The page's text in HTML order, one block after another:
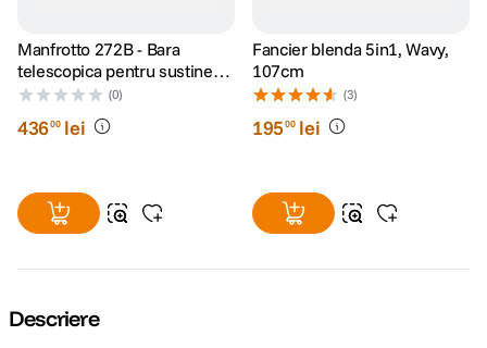
Manfrotto 272B - Bara
telescopica pentru sustinere
fundal
(0)
43600 lei
Fancier blenda 5in1, Wavy,
107cm
(3)
19500 lei
Descriere